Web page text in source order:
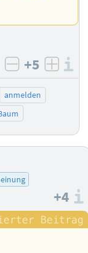
negativ
+5
anmelden
+4